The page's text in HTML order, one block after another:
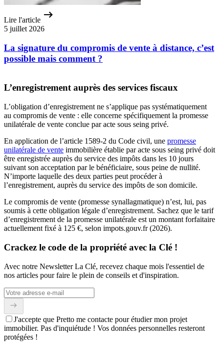
Lire l'article
5 juillet 2026
La signature du compromis de vente à distance, c’est
possible mais comment ?
L’enregistrement auprès des services fiscaux
L’obligation d’enregistrement ne s’applique pas systématiquement
au compromis de vente : elle concerne spécifiquement la promesse
unilatérale de vente conclue par acte sous seing privé.
En application de l’article 1589-2 du Code civil, une promesse
unilatérale de vente immobilière établie par acte sous seing privé doit
être enregistrée auprès du service des impôts dans les 10 jours
suivant son acceptation par le bénéficiaire, sous peine de nullité.
N’importe laquelle des deux parties peut procéder à
l’enregistrement, auprès du service des impôts de son domicile.
Le compromis de vente (promesse synallagmatique) n’est, lui, pas
soumis à cette obligation légale d’enregistrement. Sachez que le tarif
d’enregistrement de la promesse unilatérale est un montant forfaitaire
actuellement fixé à 125 €, selon impots.gouv.fr (2026).
Crackez le code de la propriété avec la Clé !
Avec notre Newsletter La Clé, recevez chaque mois l'essentiel de
nos articles pour faire le plein de conseils et d'inspiration.
J'accepte que Pretto me contacte pour étudier mon projet
immobilier. Pas d'inquiétude ! Vos données personnelles resteront
protégées !